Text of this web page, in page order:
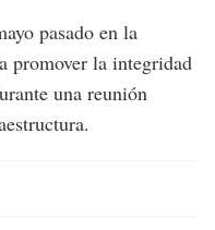
pasado en la
promover la integridad
una reunión